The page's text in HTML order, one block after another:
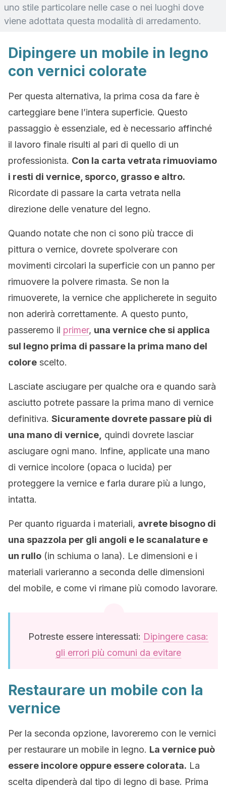
uno stile particolare nelle case o nei luoghi dove
viene adottata questa modalità di arredamento.
Dipingere un mobile in legno
con vernici colorate
Per questa alternativa, la prima cosa da fare è
carteggiare bene l’intera superficie. Questo
passaggio è essenziale, ed è necessario affinché
il lavoro finale risulti al pari di quello di un
professionista. Con la carta vetrata rimuoviamo
i resti di vernice, sporco, grasso e altro.
Ricordate di passare la carta vetrata nella
direzione delle venature del legno.
Quando notate che non ci sono più tracce di
pittura o vernice, dovrete spolverare con
movimenti circolari la superficie con un panno per
rimuovere la polvere rimasta. Se non la
rimuoverete, la vernice che applicherete in seguito
non aderirà correttamente. A questo punto,
passeremo il primer, una vernice che si applica
sul legno prima di passare la prima mano del
colore scelto.
Lasciate asciugare per qualche ora e quando sarà
asciutto potrete passare la prima mano di vernice
definitiva. Sicuramente dovrete passare più di
una mano di vernice, quindi dovrete lasciar
asciugare ogni mano. Infine, applicate una mano
di vernice incolore (opaca o lucida) per
proteggere la vernice e farla durare più a lungo,
intatta.
Per quanto riguarda i materiali, avrete bisogno di
una spazzola per gli angoli e le scanalature e
un rullo (in schiuma o lana). Le dimensioni e i
materiali varieranno a seconda delle dimensioni
del mobile, e come vi rimane più comodo lavorare.
Potreste essere interessati: Dipingere casa:
gli errori più comuni da evitare
Restaurare un mobile con la
vernice
Per la seconda opzione, lavoreremo con le vernici
per restaurare un mobile in legno. La vernice può
essere incolore oppure essere colorata. La
scelta dipenderà dal tipo di legno di base. Prima